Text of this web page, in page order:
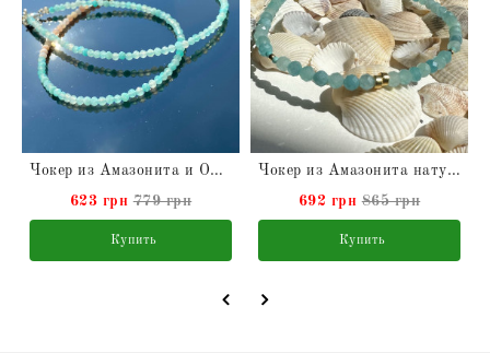
Чокер из Амазонита и Опала натуральных
623 грн 779 грн
Купить
Чокер из Амазонита натурального
692 грн 865 грн
Купить